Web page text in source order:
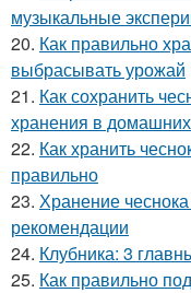
музыкальные
20. Как правильно
выбрасывать урожай
21. Как сохранить
хранения в
22. Как хранить
правильно
23. Хранение
рекомендации
24. Клубника: 3
25. Как правильно